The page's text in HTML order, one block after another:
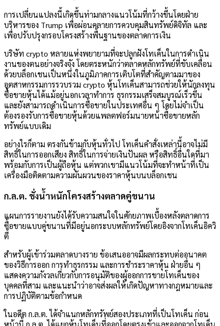
การเปลี่ยนแปลงนี้เกิดขึ้นท่ามกลางแนวโน้มที่กว้างขึ้นโดยฝ่าย
บริหารของ Trump เพื่อผ่อนคลายการควบคุมสินทรัพย์ดิจิทัล และ
เพื่อปรับปรุงกรอบโครงสร้างพื้นฐานของตลาดการเงิน
บริษัท crypto หลายแห่งพยายามที่จะปลูกฝังโทเค็นในการดำเนิน
งานของตนอย่างจริงจัง โดยตระหนักว่าตลาดหลักทรัพย์ที่ขับเคลื่อน
ด้วยบล็อกเชนเป็นหนึ่งในภูมิภาคการเติบโตที่สำคัญตามมาของ
อุตสาหกรรมการรวบรวม crypto หุ้นโทเค็นสามารถช่วยให้นักลงทุน
ซื้อขายหุ้นได้แม้อยู่นอกเวลาทำการ ธุรกรรมเสร็จสมบูรณ์เร็วขึ้น
และยังสามารถดำเนินการซื้อขายในประเทศอื่น ๆ โดยไม่จำเป็น
ต้องรองรับการซื้อขายหุ้นด้วยแพลตฟอร์มนายหน้าซื้อขายหลัก
ทรัพย์แบบเดิม
อย่างไรก็ตาม ตรงกันข้ามกับหุ้นทั่วไป โทเค็นคำสั่งเหล่านี้อาจไม่มี
สิทธิ์ในการออกเสียง สิทธิ์ในการจ่ายเงินปันผล หรือสิทธิ์อื่นใดที่มา
พร้อมกับการเป็นผู้ถือหุ้น แต่พวกเขามีแนวโน้มที่จะทำหน้าที่เป็น
เครื่องมือติดตามความผันผวนของราคาหุ้นบนบล็อกเชน
ก.ล.ต. ชั่งน้ำหนักโครงสร้างตลาดคู่ขนาน
แผนการรายงานยังได้รับความสนใจในศักยภาพเบื้องหลังตลาดการ
ซื้อขายแบบคู่ขนานที่มีอยู่นอกระบบหลักทรัพย์โดยอิงจากโทเค็นอิควิ
ตี้
สำหรับผู้เข้าร่วมตลาดบางราย ข้อเสนออาจมีผลกระทบต่ออนาคต
ของวิธีการออก การทำธุรกรรม และการชำระราคาหุ้น ฝ่ายอื่น ๆ
แสดงความกังวลเกี่ยวกับการอนุมัติของผู้ออกการขายโทเค็นของ
บุคคลที่สาม และแนะนำว่าอาจส่งผลให้เกิดปัญหาทางกฎหมายและ
การปฏิบัติตามข้อกำหนด
ในอดีต ก.ล.ต. ได้จำแนกหลักทรัพย์สองประเภทที่เป็นโทเค็น ก่อน